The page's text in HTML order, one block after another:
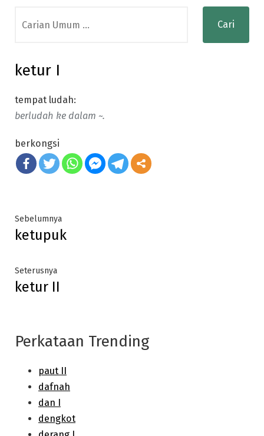
for:
ketur I
tempat ludah:
berludah ke dalam ~.
berkongsi
Post
navigation
SebelumnyaPrevious
post:
ketupuk
SeterusnyaNext
post:
ketur II
Perkataan Trending